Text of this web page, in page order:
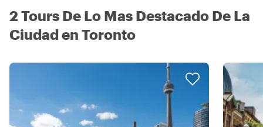
2 Tours De Lo Mas Destacado De La
Ciudad en Toronto